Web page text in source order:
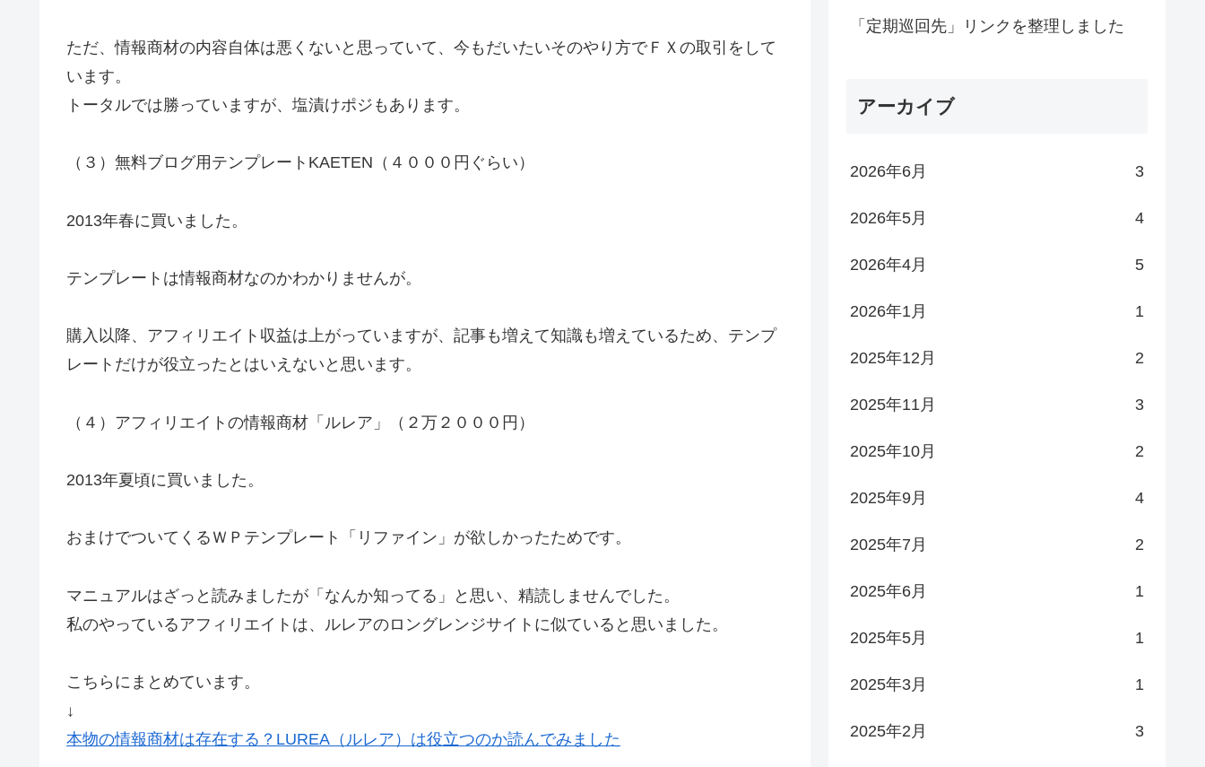
ただ、情報商材の内容自体は悪くないと思っていて、今もだいたいそのやり方でＦＸの取引をして
います。
トータルでは勝っていますが、塩漬けポジもあります。
（３）無料ブログ用テンプレートKAETEN（４０００円ぐらい）
2013年春に買いました。
テンプレートは情報商材なのかわかりませんが。
購入以降、アフィリエイト収益は上がっていますが、記事も増えて知識も増えているため、テンプ
レートだけが役立ったとはいえないと思います。
（４）アフィリエイトの情報商材「ルレア」（２万２０００円）
2013年夏頃に買いました。
おまけでついてくるＷＰテンプレート「リファイン」が欲しかったためです。
マニュアルはざっと読みましたが「なんか知ってる」と思い、精読しませんでした。
私のやっているアフィリエイトは、ルレアのロングレンジサイトに似ていると思いました。
こちらにまとめています。
↓
本物の情報商材は存在する？LUREA（ルレア）は役立つのか読んでみました
「定期巡回先」リンクを整理しました
アーカイブ
2026年6月 3
2026年5月 4
2026年4月 5
2026年1月 1
2025年12月 2
2025年11月 3
2025年10月 2
2025年9月 4
2025年7月 2
2025年6月 1
2025年5月 1
2025年3月 1
2025年2月 3